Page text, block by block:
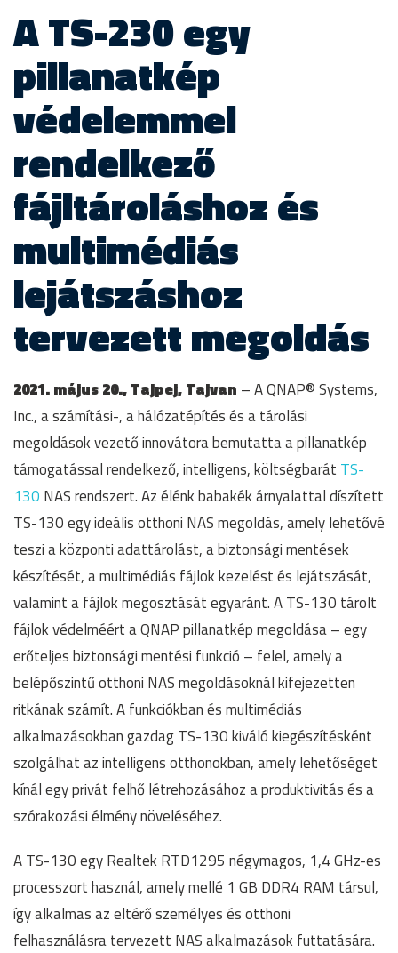
A TS-230 egy
pillanatkép
védelemmel
rendelkező
fájltároláshoz és
multimédiás
lejátszáshoz
tervezett megoldás
2021. május 20., Tajpej, Tajvan – A QNAP® Systems,
Inc., a számítási-, a hálózatépítés és a tárolási
megoldások vezető innovátora bemutatta a pillanatkép
támogatással rendelkező, intelligens, költségbarát TS-
130 NAS rendszert. Az élénk babakék árnyalattal díszített
TS-130 egy ideális otthoni NAS megoldás, amely lehetővé
teszi a központi adattárolást, a biztonsági mentések
készítését, a multimédiás fájlok kezelést és lejátszását,
valamint a fájlok megosztását egyaránt. A TS-130 tárolt
fájlok védelméért a QNAP pillanatkép megoldása – egy
erőteljes biztonsági mentési funkció – felel, amely a
belépőszintű otthoni NAS megoldásoknál kifejezetten
ritkának számít. A funkciókban és multimédiás
alkalmazásokban gazdag TS-130 kiváló kiegészítésként
szolgálhat az intelligens otthonokban, amely lehetőséget
kínál egy privát felhő létrehozásához a produktivitás és a
szórakozási élmény növeléséhez.
A TS-130 egy Realtek RTD1295 négymagos, 1,4 GHz-es
processzort használ, amely mellé 1 GB DDR4 RAM társul,
így alkalmas az eltérő személyes és otthoni
felhasználásra tervezett NAS alkalmazások futtatására.